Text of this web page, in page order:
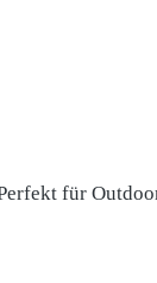
für